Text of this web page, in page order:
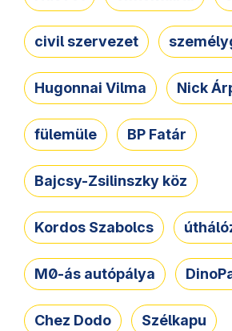
civil szervezet
Hugonnai Vilma Nick
fülemüle BP Fatár
Bajcsy-Zsilinszky köz
Kordos Szabolcs
M0-ás autópálya
Chez Dodo Szélkapu